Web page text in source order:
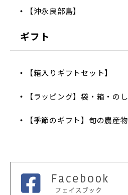
【沖永良部島】
ギフト
【箱入りギフトセット】
【ラッピング】袋・箱・のし
【季節のギフト】旬の農産物